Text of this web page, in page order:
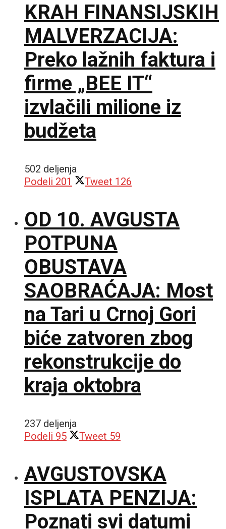
KRAH FINANSIJSKIH
MALVERZACIJA:
Preko lažnih faktura i
firme „BEE IT“
izvlačili milione iz
budžeta
502 deljenja
Podeli 201 Tweet 126
OD 10. AVGUSTA
POTPUNA
OBUSTAVA
SAOBRAĆAJA: Most
na Tari u Crnoj Gori
biće zatvoren zbog
rekonstrukcije do
kraja oktobra
237 deljenja
Podeli 95 Tweet 59
AVGUSTOVSKA
ISPLATA PENZIJA:
Poznati svi datumi